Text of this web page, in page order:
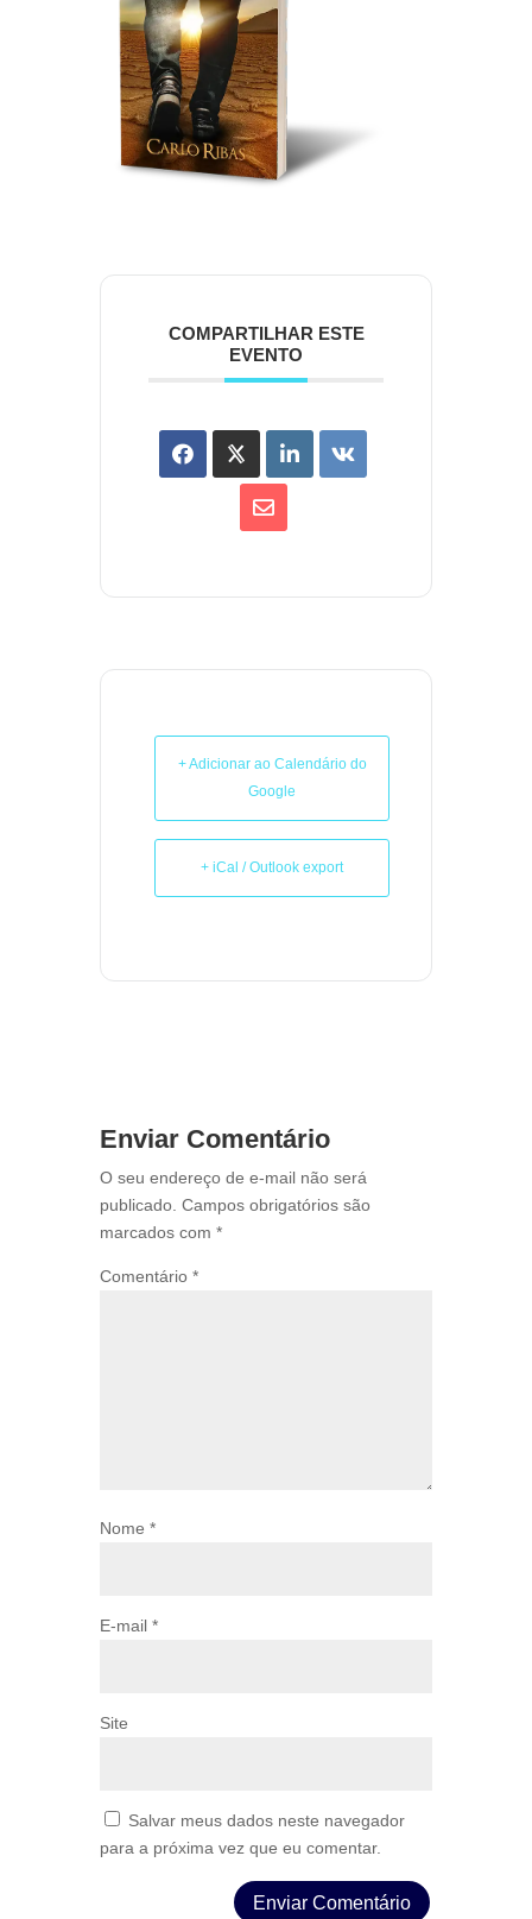
COMPARTILHAR ESTE
EVENTO
+ Adicionar ao Calendário do
Google
+ iCal / Outlook export
Enviar Comentário
O seu endereço de e-mail não será
publicado. Campos obrigatórios são
marcados com *
Comentário *
Nome *
E-mail *
Site
Salvar meus dados neste navegador
para a próxima vez que eu comentar.